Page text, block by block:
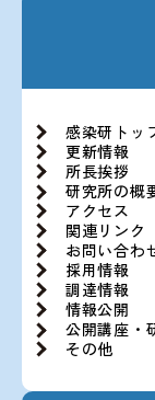
感染研トッ
更新情報
所長挨拶
研究所の概
アクセス
関連リンク
お問い合わ
採用情報
調達情報
情報公開
公開講座・
その他